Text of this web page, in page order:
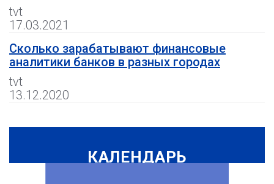
tvt
17.03.2021
Сколько зарабатывают финансовые
аналитики банков в разных городах
tvt
13.12.2020
КАЛЕНДАРЬ